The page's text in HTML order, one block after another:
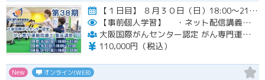
【１日目】 ８月３０日（日）18:00～21:30 ［ 集合学習の内容 ］ ① 開講式 ② カウンセリングの実…開催
【事前個人学習】
・ネット配信講義の動画ＵＲＬをお知らせします。
大阪国際がんセンター認定 がん専門運動指導士 事務局
110,000円（税込）
New オンライン(WEB)